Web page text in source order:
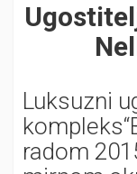
Luksuzni
radom